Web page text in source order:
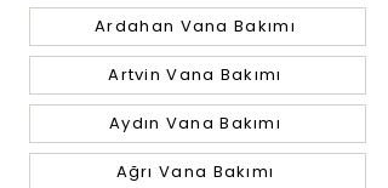
Ardahan Vana Bakımı
Artvin Vana Bakımı
Aydın Vana Bakımı
Ağrı Vana Bakımı